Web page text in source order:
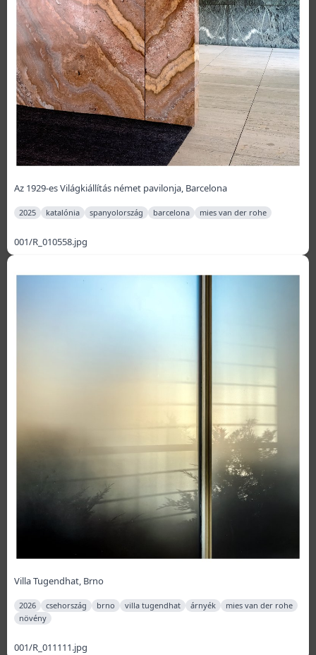
Az 1929-es Világkiállítás német pavilonja, Barcelona
2025 katalónia spanyolország barcelona mies van der rohe
001/R_010558.jpg
Villa Tugendhat, Brno
2026 csehország brno villa tugendhat árnyék
mies van der rohe
növény
001/R_011111.jpg